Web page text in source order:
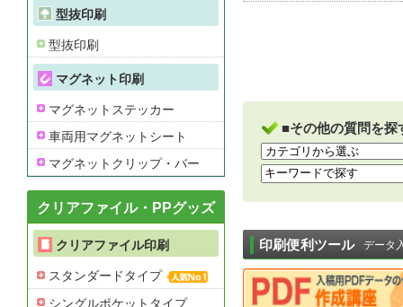
■その他の質問を探
印刷便利ツール データ
型抜印刷
型抜印刷
マグネット印刷
マグネットステッカー
車両用マグネットシート
マグネットクリップ・バー
クリアファイル・PPグッズ
クリアファイル印刷
スタンダードタイプ
シングルポケットタイプ